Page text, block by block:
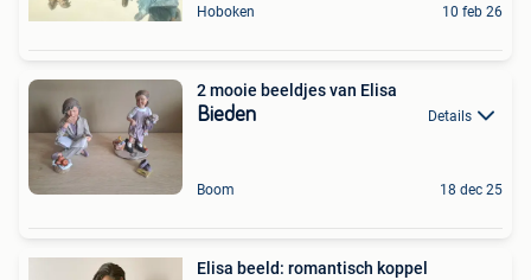
Hoboken 10 feb 26
2 mooie beeldjes van Elisa
Bieden Details
Boom 18 dec 25
Elisa beeld: romantisch koppel